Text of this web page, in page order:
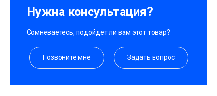
Нужна консультация?
Сомневаетесь, подойдет ли вам этот товар?
Позвоните мне Задать вопрос